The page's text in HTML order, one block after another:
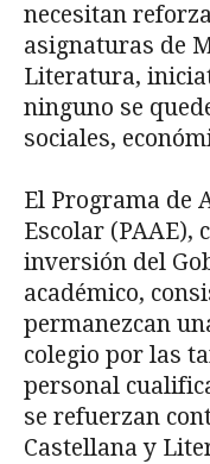
necesitan
asignaturas de
Literatura,
ninguno se
sociales,
El Programa de
Escolar (PAAE),
inversión del
académico,
permanezcan
colegio por las
personal
se refuerzan
Castellana y